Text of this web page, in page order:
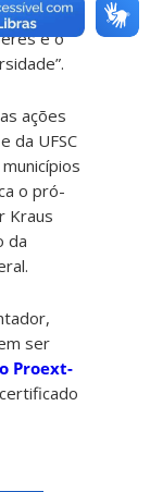
e o
ações
da UFSC
o pró-
Kraus
da
ser
Proext-